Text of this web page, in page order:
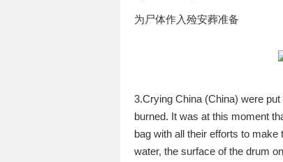
为尸体作入殓安葬准备
3.Crying China (China) were
burned. It was at this moment
bag with all their efforts to
water, the surface of the drum